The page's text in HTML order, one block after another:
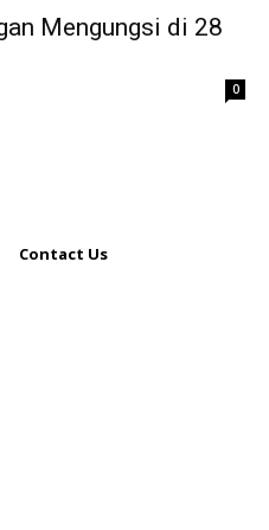
Mengungsi di 28
0
Contact Us